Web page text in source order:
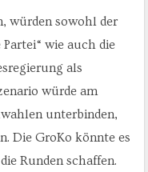
würden sowohl der
Partei“ wie auch die
als
würde am
unterbinden,
Die GroKo könnte es
Runden schaffen.